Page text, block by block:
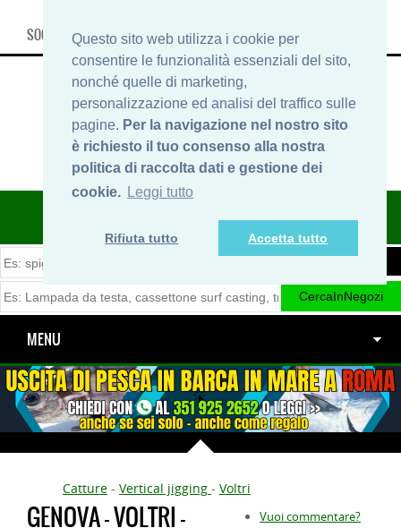
Questo sito web utilizza i cookie per
consentire le funzionalità essenziali del sito,
nonché quelle di marketing,
personalizzazione ed analisi del traffico sulle
pagine. Per la navigazione nel nostro sito
è richiesto il tuo consenso alla nostra
politica di raccolta dati e gestione dei
cookie. Leggi tutto
Rifiuta tutto Accetta tutto
SOCIAL, INFO & SHOP
ITINERARIDIPESCA.IT
MENU
Catture - Vertical jigging - Voltri
Vuoi commentare?
GENOVA - VOLTRI -